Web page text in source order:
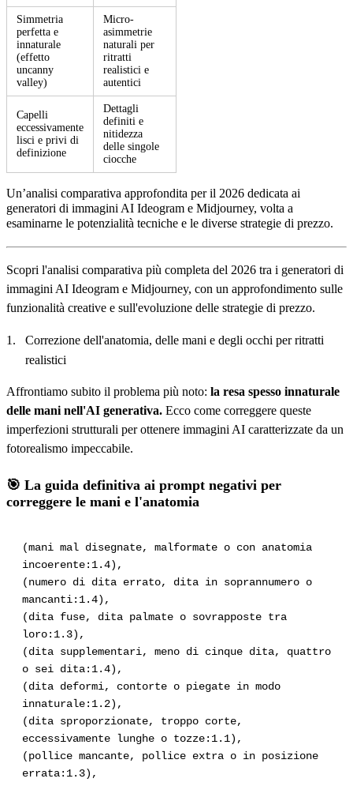
Simmetria
perfetta e
innaturale
(effetto
uncanny
valley)
Micro-
asimmetrie
naturali per
ritratti
realistici e
autentici
Capelli
eccessivamente
lisci e privi di
definizione
Dettagli
definiti e
nitidezza
delle singole
ciocche
Un’analisi comparativa approfondita per il 2026 dedicata ai
generatori di immagini AI Ideogram e Midjourney, volta a
esaminarne le potenzialità tecniche e le diverse strategie di prezzo.
Scopri l'analisi comparativa più completa del 2026 tra i generatori di
immagini AI Ideogram e Midjourney, con un approfondimento sulle
funzionalità creative e sull'evoluzione delle strategie di prezzo.
Correzione dell'anatomia, delle mani e degli occhi per ritratti
realistici
Affrontiamo subito il problema più noto: la resa spesso innaturale
delle mani nell'AI generativa. Ecco come correggere queste
imperfezioni strutturali per ottenere immagini AI caratterizzate da un
fotorealismo impeccabile.
🎯 La guida definitiva ai prompt negativi per
correggere le mani e l'anatomia
(mani mal disegnate, malformate o con anatomia
incoerente:1.4),
(numero di dita errato, dita in soprannumero o
mancanti:1.4),
(dita fuse, dita palmate o sovrapposte tra
loro:1.3),
(dita supplementari, meno di cinque dita, quattro
o sei dita:1.4),
(dita deformi, contorte o piegate in modo
innaturale:1.2),
(dita sproporzionate, troppo corte,
eccessivamente lunghe o tozze:1.1),
(pollice mancante, pollice extra o in posizione
errata:1.3),